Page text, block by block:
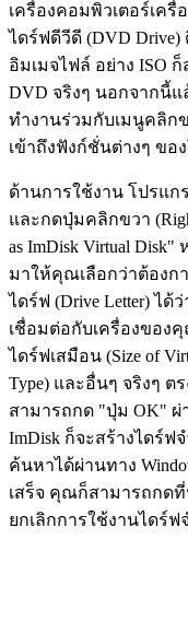
เครื่องคอมพิวเตอร์เครื่
ไดร์ฟดีวีดี (DVD Drive)
อิมเมจไฟล์ อย่าง ISO
DVD จริงๆ นอกจากนี้แ
ทำงานร่วมกับเมนูคลิก
เข้าถึงฟังก์ชั่นต่างๆ ขอ
ด้านการใช้งาน โปรแก
และกดปุ่มคลิกขวา
as ImDisk Virtual
มาให้คุณเลือกว่าต้องก
ไดร์ฟ (Drive Letter) ไ
เชื่อมต่อกับเครื่องของ
ไดร์ฟเสมือน (Size of
Type) และอื่นๆ จริงๆ ต
สามารถกด "ปุ่ม OK" ผ่
ImDisk ก็จะสร้างไดร์
ค้นหาได้ผ่านทาง
เสร็จ คุณก็สามารถกดที่
ยกเลิกการใช้งานไดร์